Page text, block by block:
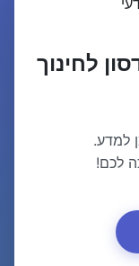
לחינוך
למדע.
לכם!